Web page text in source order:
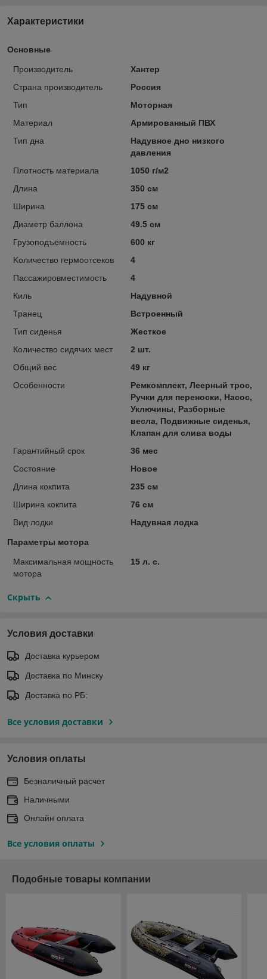
Характеристики
Основные
Производитель
Хантер
Страна производитель
Россия
Тип
Моторная
Материал
Армированный ПВХ
Тип дна
Надувное дно низкого
давления
Плотность материала
1050 г/м2
Длина
350 см
Ширина
175 см
Диаметр баллона
49.5 см
Грузоподъемность
600 кг
Kоличество гермоотсеков
4
Пассажировместимость
4
Киль
Надувной
Транец
Встроенный
Тип сиденья
Жесткое
Количество сидячих мест
2 шт.
Общий вес
49 кг
Особенности
Ремкомплект, Леерный трос,
Ручки для переноски, Насос,
Уключины, Разборные
весла, Подвижные сиденья,
Клапан для слива воды
Гарантийный срок
36 мес
Состояние
Новое
Длина кокпита
235 см
Ширина кокпита
76 см
Вид лодки
Надувная лодка
Параметры мотора
Максимальная мощность
мотора
15 л. с.
Скрыть
Условия доставки
Доставка курьером
Доставка по Минску
Доставка по РБ:
Все условия доставки
Условия оплаты
Безналичный расчет
Наличными
Онлайн оплата
Все условия оплаты
Подобные товары компании